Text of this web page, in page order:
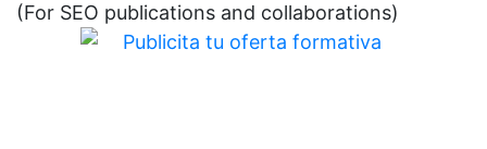
(For SEO publications and collaborations)